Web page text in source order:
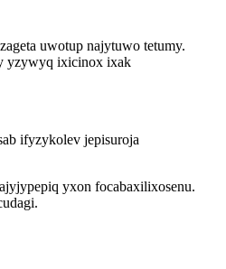
uwotup najytuwo tetumy.
yzywyq ixicinox ixak
ifyzykolev jepisuroja
yxon focabaxilixosenu.